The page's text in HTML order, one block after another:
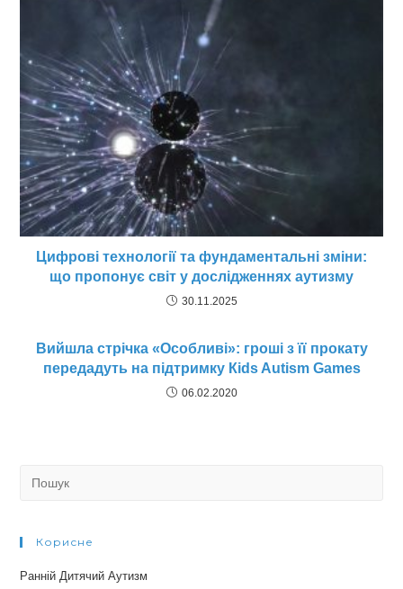
Цифрові технології та фундаментальні зміни:
що пропонує світ у дослідженнях аутизму
30.11.2025
Вийшла стрічка «Особливі»: гроші з її прокату
передадуть на підтримку Кids Autism Games
06.02.2020
Корисне
Ранній Дитячий Аутизм